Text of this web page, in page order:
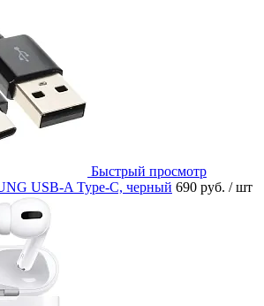
Быстрый просмотр
USB-A Type-C, черный 690 руб. / шт